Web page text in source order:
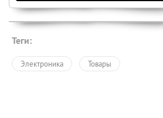
Теги:
Электроника Товары